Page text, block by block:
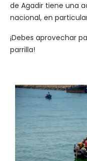
de Agadir tiene una
nacional, en
¡Debes aprovechar
parrilla!